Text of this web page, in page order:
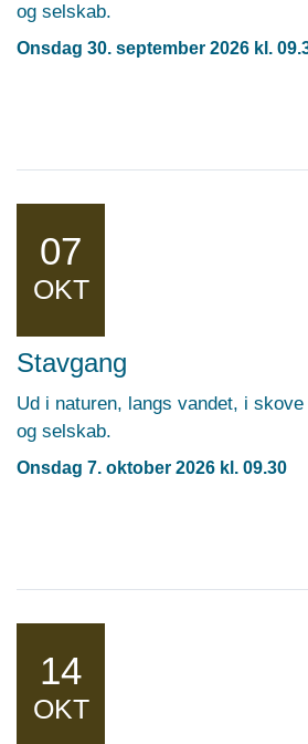
og selskab.
Onsdag 30. september 2026 kl.
07
OKT
Stavgang
Ud i naturen, langs vandet, i
og selskab.
Onsdag 7. oktober 2026 kl. 09.30
14
OKT